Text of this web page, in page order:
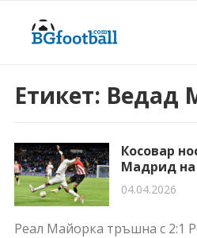
Етикет: Ведад
Косовар
Мадрид на
04.04.2026
Реал Майорка тръшна с 2:1